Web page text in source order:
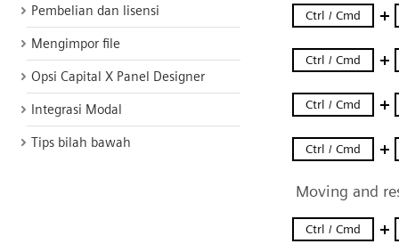
Pembelian dan lisensi
Mengimpor file
Opsi Capital X Panel Designer
Integrasi Modal
Tips bilah bawah